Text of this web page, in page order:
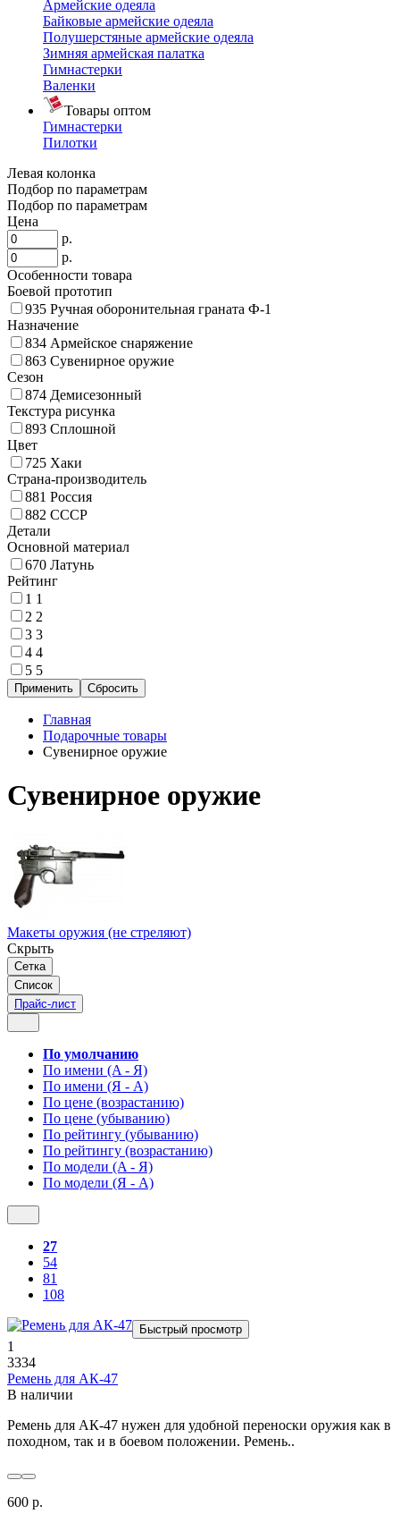
Армейские одеяла
Байковые армейские одеяла
Полушерстяные армейские одеяла
Зимняя армейская палатка
Гимнастерки
Валенки
Товары оптом
Гимнастерки
Пилотки
Левая колонка
Подбор по параметрам
Подбор по параметрам
Цена
р.
р.
Особенности товара
Боевой прототип
935 Ручная оборонительная граната Ф-1
Назначение
834 Армейское снаряжение
863 Сувенирное оружие
Сезон
874 Демисезонный
Текстура рисунка
893 Сплошной
Цвет
725 Хаки
Страна-производитель
881 Россия
882 СССР
Детали
Основной материал
670 Латунь
Рейтинг
1 1
2 2
3 3
4 4
5 5
Главная
Подарочные товары
Сувенирное оружие
Сувенирное оружие
Макеты оружия (не стреляют)
Скрыть
Сетка
Список
Прайс-лист
По умолчанию
По имени (A - Я)
По имени (Я - A)
По цене (возрастанию)
По цене (убыванию)
По рейтингу (убыванию)
По рейтингу (возрастанию)
По модели (A - Я)
По модели (Я - A)
27
54
81
108
Быстрый просмотр
1
3334
Ремень для АК-47
В наличии
Ремень для АК-47 нужен для удобной переноски оружия как в
походном, так и в боевом положении. Ремень..
600 р.